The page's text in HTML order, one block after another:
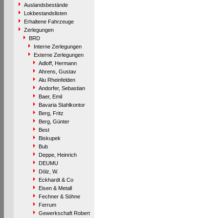
Auslandsbestände
Lokbestandslisten
Erhaltene Fahrzeuge
Zerlegungen
BRD
Interne Zerlegungen
Externe Zerlegungen
Adloff, Hermann
Ahrens, Gustav
Alu Rheinfelden
Andorfer, Sebastian
Baer, Emil
Bavaria Stahlkontor
Berg, Fritz
Berg, Günter
Best
Biskupek
Bub
Deppe, Heinrich
DEUMU
Dölz, W.
Eckhardt & Co
Eisen & Metall
Fechner & Söhne
Ferrum
Gewerkschaft Robert